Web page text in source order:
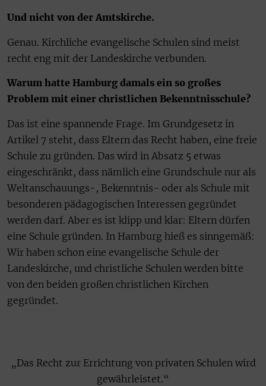
Und nicht von der Amtskirche.
Genau. Kirchliche evangelische Schulen sind meist
recht eng mit der Landeskirche verbunden.
Warum hatte Hamburg damals ein so großes
Problem mit einer christlichen Bekenntnisschule?
Das ist eine spannende Frage. Im Grundgesetz in
Artikel 7 steht, dass Eltern das Recht haben, eine freie
Schule zu gründen. Das wird in Absatz 5 etwas
eingeschränkt, dass nämlich eine Grundschule nur als
Weltanschauungs-, Bekenntnis- oder als Schule mit
besonderen pädagogischen Interessen gegründet
werden darf. Aber es ist klipp und klar: Eltern dürfen
eine Schule gründen. In Hamburg hieß es sinngemäß:
Wir haben schon eine evangelische Schule der
Landeskirche, und christliche Schulen werden bitte
von den beiden großen christlichen Kirchen
gegründet.
„Das Recht zur Errichtung von privaten Schulen wird
gewährleistet.“